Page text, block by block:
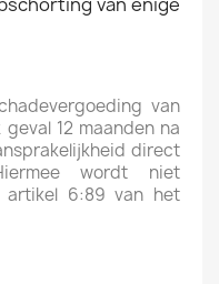
van
12 maanden na
direct
wordt niet
artikel 6:89 van het